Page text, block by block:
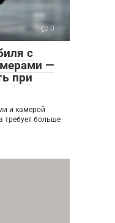
0
с
—
при
и камерой
требует больше